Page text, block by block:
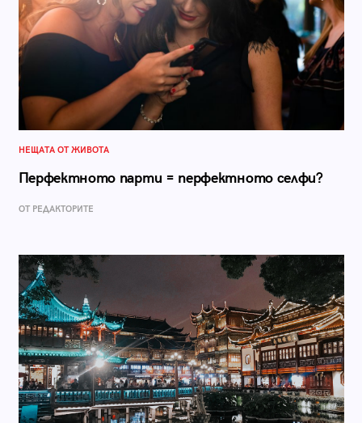
НЕЩАТА ОТ ЖИВОТА
Перфектното парти = перфектното селфи?
ОТ РЕДАКТОРИТЕ